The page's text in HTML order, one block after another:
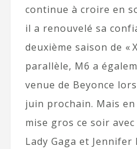
continue à croire en
il a renouvelé sa
deuxième saison de «
parallèle, M6 a
venue de Beyonce
juin prochain. Mais
mise gros ce soir
Lady Gaga et Jennifer